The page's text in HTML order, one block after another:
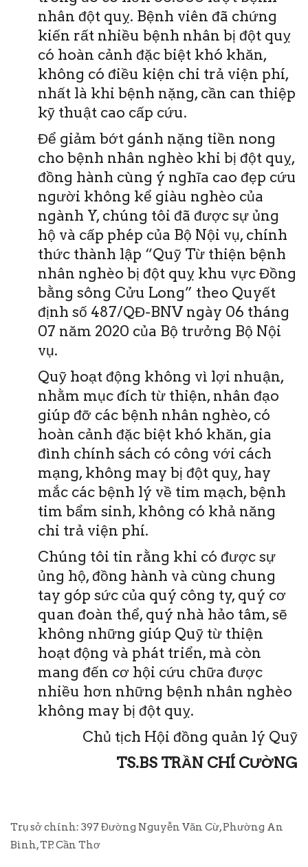
nhân đột quỵ. Bệnh viên đã chứng
kiến rất nhiều bệnh nhân bị đột quỵ
có hoàn cảnh đặc biệt khó khăn,
không có điều kiện chi trả viện phí,
nhất là khi bệnh nặng, cần can thiệp
kỹ thuật cao cấp cứu.
Để giảm bớt gánh nặng tiền nong
cho bệnh nhân nghèo khi bị đột quỵ,
đồng hành cùng ý nghĩa cao đẹp cứu
người không kể giàu nghèo của
ngành Y, chúng tôi đã được sự ủng
hộ và cấp phép của Bộ Nội vụ, chính
thức thành lập “Quỹ Từ thiện bệnh
nhân nghèo bị đột quỵ khu vực Đồng
bằng sông Cửu Long” theo Quyết
định số 487/QĐ-BNV ngày 06 tháng
07 năm 2020 của Bộ trưởng Bộ Nội
vụ.
Quỹ hoạt động không vì lợi nhuận,
nhằm mục đích từ thiện, nhân đạo
giúp đỡ các bệnh nhân nghèo, có
hoàn cảnh đặc biệt khó khăn, gia
đình chính sách có công với cách
mạng, không may bị đột quỵ, hay
mắc các bệnh lý về tim mạch, bệnh
tim bẩm sinh, không có khả năng
chi trả viện phí.
Chúng tôi tin rằng khi có được sự
ủng hộ, đồng hành và cùng chung
tay góp sức của quý công ty, quý cơ
quan đoàn thể, quý nhà hảo tâm, sẽ
không những giúp Quỹ từ thiện
hoạt động và phát triển, mà còn
mang đến cơ hội cứu chữa được
nhiều hơn những bệnh nhân nghèo
không may bị đột quỵ.
Chủ tịch Hội đồng quản lý Quỹ
TS.BS TRẦN CHÍ CƯỜNG
Trụ sở chính: 397 Đường Nguyễn Văn Cừ, Phường An
Bình, TP. Cần Thơ